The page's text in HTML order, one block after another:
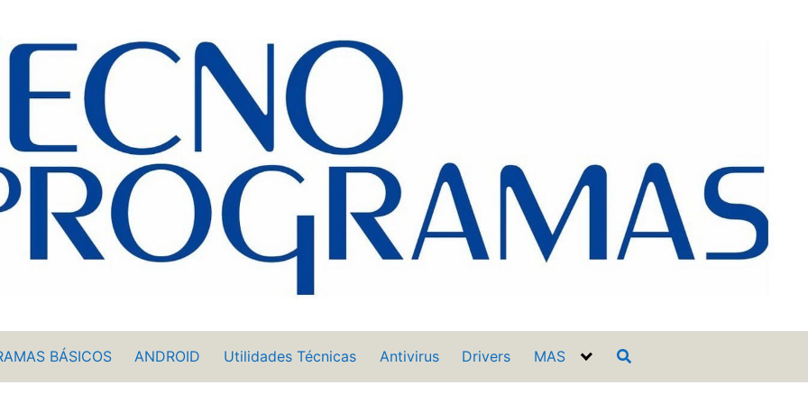
BÁSICOS ANDROID Utilidades Técnicas Antivirus Drivers MAS